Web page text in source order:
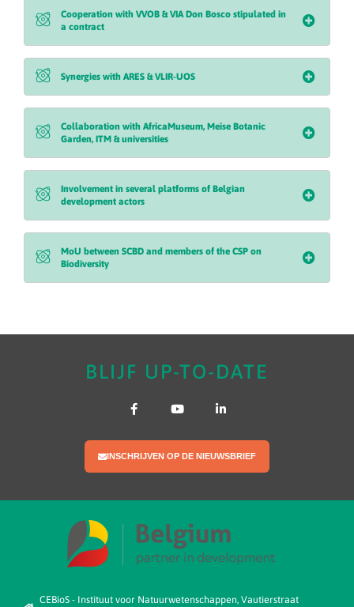
Cooperation with VVOB & VIA Don Bosco stipulated in
a contract
Synergies with ARES & VLIR-UOS
Collaboration with AfricaMuseum, Meise Botanic
Garden, ITM & universities
Involvement in several platforms of Belgian
development actors
MoU between SCBD and members of the CSP on
Biodiversity
BLIJF UP-TO-DATE
INSCHRIJVEN OP DE NIEUWSBRIEF
CEBioS - Instituut voor Natuurwetenschappen, Vautierstraat